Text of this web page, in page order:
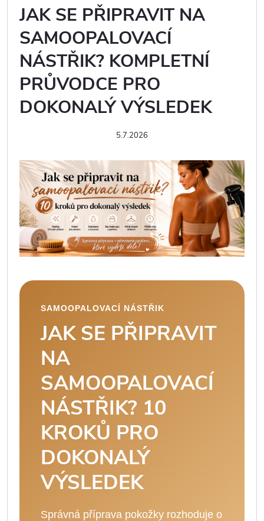
JAK SE PŘIPRAVIT NA
SAMOOPALOVACÍ
NÁSTŘIK? KOMPLETNÍ
PRŮVODCE PRO
DOKONALÝ VÝSLEDEK
5.7.2026
SAMOOPALOVACÍ NÁSTŘIK
JAK SE PŘIPRAVIT
NA
SAMOOPALOVACÍ
NÁSTŘIK? 10
KROKŮ PRO
DOKONALÝ
VÝSLEDEK
Správná příprava pokožky rozhoduje o